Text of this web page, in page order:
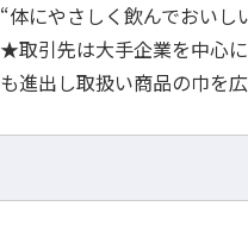
“体にやさしく飲んでおいし
★取引先は大手企業を中心
も進出し取扱い商品の巾を